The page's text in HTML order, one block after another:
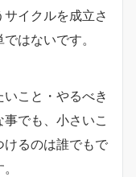
イクルを成立さ
はないです。
こと・やるべき
でも、小さいこ
けるのは誰でもで